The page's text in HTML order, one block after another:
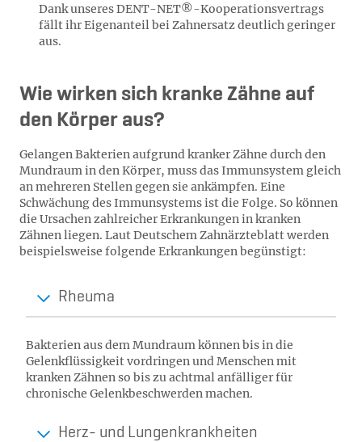
Dank unseres DENT-NET®-Kooperationsvertrags
fällt ihr Eigenanteil bei Zahnersatz deutlich geringer
aus.
Wie wirken sich kranke Zähne auf
den Körper aus?
Gelangen Bakterien aufgrund kranker Zähne durch den
Mundraum in den Körper, muss das Immunsystem gleich
an mehreren Stellen gegen sie ankämpfen. Eine
Schwächung des Immunsystems ist die Folge. So können
die Ursachen zahlreicher Erkrankungen in kranken
Zähnen liegen. Laut Deutschem Zahnärzteblatt werden
beispielsweise folgende Erkrankungen begünstigt:
Rheuma
Bakterien aus dem Mundraum können bis in die
Gelenkflüssigkeit vordringen und Menschen mit
kranken Zähnen so bis zu achtmal anfälliger für
chronische Gelenkbeschwerden machen.
Herz- und Lungenkrankheiten